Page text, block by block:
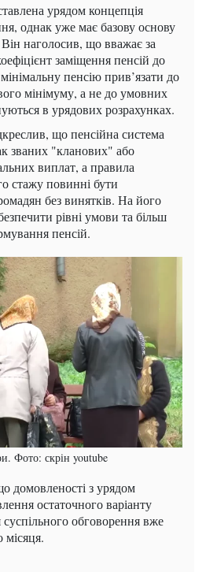
урядом концепція
однак уже має базову основу
наголосив, що вважає за
заміщення пенсій до
пенсію прив’язати до
мінімуму, а не до умовних
в урядових розрахунках.
що пенсійна система
званих "кланових" або
виплат, а правила
стажу повинні бути
без винятків. На його
рівні умови та більш
пенсій.
Фото: скрін youtube
домовленості з урядом
остаточного варіанту
обговорення вже